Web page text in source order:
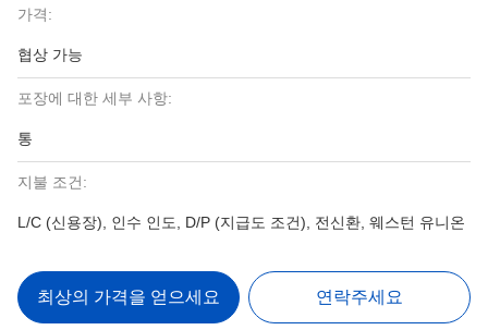
가격:
협상 가능
포장에 대한 세부 사항:
통
지불 조건:
L/C (신용장), 인수 인도, D/P (지급도 조건), 전신환, 웨스턴 유니온
최상의 가격을 얻으세요 연락주세요